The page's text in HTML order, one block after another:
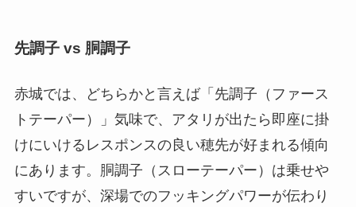
先調子 vs 胴調子
赤城では、どちらかと言えば「先調子（ファース
トテーパー）」気味で、アタリが出たら即座に掛
けにいけるレスポンスの良い穂先が好まれる傾向
にあります。胴調子（スローテーパー）は乗せや
すいですが、深場でのフッキングパワーが伝わり